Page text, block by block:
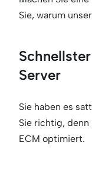
Sie, warum
Server
Sie haben es
Sie richtig,
ECM optimiert.